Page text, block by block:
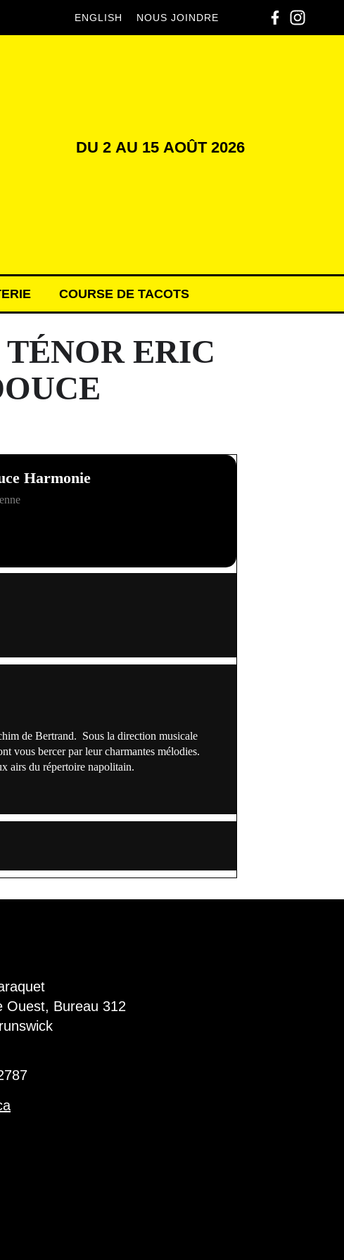
ENGLISH NOUS JOINDRE
DU 2 AU 15 AOÛT 2026
COURSE DE TACOTS
ERIC
Harmonie
de Bertrand. Sous la direction musicale
vous bercer par leur charmantes mélodies.
airs du répertoire napolitain.
Ouest, Bureau 312